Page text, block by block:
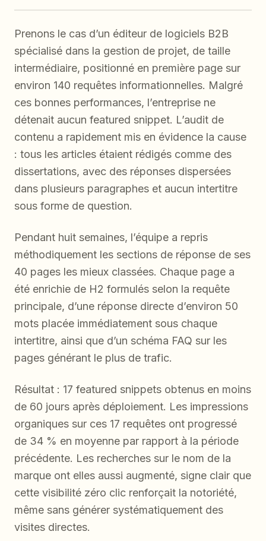
Prenons le cas d’un éditeur de logiciels B2B
spécialisé dans la gestion de projet, de taille
intermédiaire, positionné en première page sur
environ 140 requêtes informationnelles. Malgré
ces bonnes performances, l’entreprise ne
détenait aucun featured snippet. L’audit de
contenu a rapidement mis en évidence la cause
: tous les articles étaient rédigés comme des
dissertations, avec des réponses dispersées
dans plusieurs paragraphes et aucun intertitre
sous forme de question.
Pendant huit semaines, l’équipe a repris
méthodiquement les sections de réponse de ses
40 pages les mieux classées. Chaque page a
été enrichie de H2 formulés selon la requête
principale, d’une réponse directe d’environ 50
mots placée immédiatement sous chaque
intertitre, ainsi que d’un schéma FAQ sur les
pages générant le plus de trafic.
Résultat : 17 featured snippets obtenus en moins
de 60 jours après déploiement. Les impressions
organiques sur ces 17 requêtes ont progressé
de 34 % en moyenne par rapport à la période
précédente. Les recherches sur le nom de la
marque ont elles aussi augmenté, signe clair que
cette visibilité zéro clic renforçait la notoriété,
même sans générer systématiquement des
visites directes.